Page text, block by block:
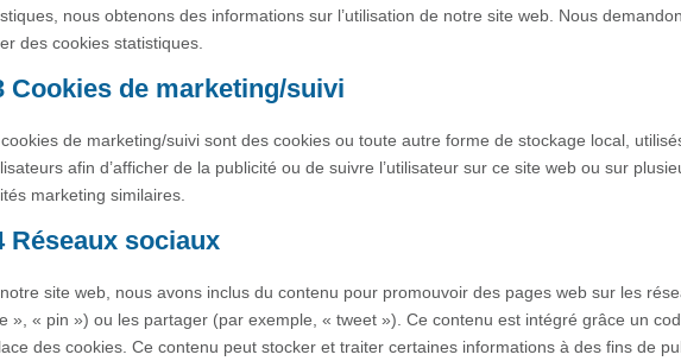
nous obtenons des informations sur l’utilisation de notre site web. Nous
des cookies statistiques.
Cookies de marketing/suivi
de marketing/suivi sont des cookies ou toute autre forme de stockage local,
afin d’afficher de la publicité ou de suivre l’utilisateur sur ce site web ou sur
marketing similaires.
Réseaux sociaux
site web, nous avons inclus du contenu pour promouvoir des pages web sur les
», « pin ») ou les partager (par exemple, « tweet »). Ce contenu est intégré grâce un
des cookies. Ce contenu peut stocker et traiter certaines informations à des fins de